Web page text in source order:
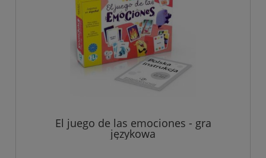
El juego de las emociones - gra
językowa